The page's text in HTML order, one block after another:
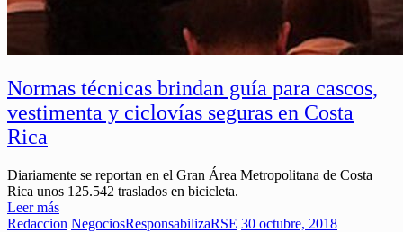
Normas técnicas brindan guía para cascos,
vestimenta y ciclovías seguras en Costa
Rica
Diariamente se reportan en el Gran Área Metropolitana de Costa
Rica unos 125.542 traslados en bicicleta.
Leer más
Redaccion NegociosResponsabilizaRSE 30 octubre, 2018